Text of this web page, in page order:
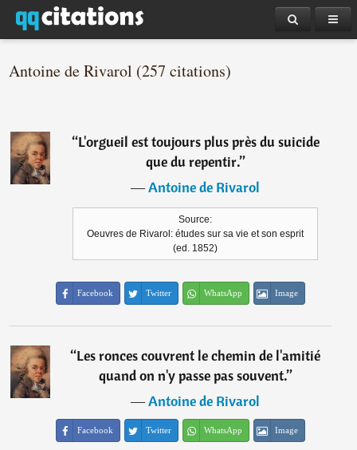
Antoine de Rivarol (257 citations)
“L'orgueil est toujours plus près du suicide
que du repentir.”
―Antoine de Rivarol
Source:
Oeuvres de Rivarol: études sur sa vie et son esprit
(ed. 1852)
Facebook Twitter WhatsApp Image
“Les ronces couvrent le chemin de l'amitié
quand on n'y passe pas souvent.”
―Antoine de Rivarol
Facebook Twitter WhatsApp Image